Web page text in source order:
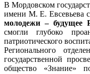
В Мордовском
имени М. Е. Евсевьева
молодежи – будущее
смогли глубоко
патриотического
Регионального
государственной
общество «Знание»